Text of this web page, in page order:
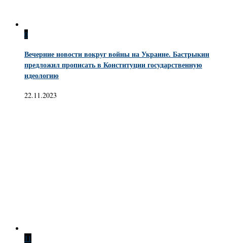
0
Вечерние новости вокруг войны на Украине. Бастрыкин
предложил прописать в Конституции государственную
идеологию
22.11.2023
11